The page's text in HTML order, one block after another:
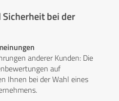
bei der
anderer Kunden: Die
auf
Ihnen bei der Wahl eines